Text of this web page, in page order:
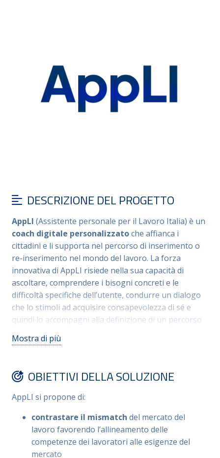
DESCRIZIONE DEL PROGETTO
AppLI (Assistente personale per il Lavoro Italia) è un
coach digitale personalizzatoche affianca i
cittadini e li supporta nel percorso di inserimento o
re-inserimento nel mondo del lavoro. La forza
innovativa di AppLI risiede nella sua capacità di
ascoltare, comprendere i bisogni concreti e le
difficoltà specifiche dell’utente, condurre un dialogo
che lo stimoli ad acquisire consapevolezza di sé e
quindi lo accompagni alla definizione di un percorso
aspirazioni ma in linea con le opportunità di
L’utente può:
Orientarsitra opportunità, incentivi e percorsi
Delineare e seguireun percorso di
miglioramento
Inserirsi in attività lavorative
Mostra di più
OBIETTIVI DELLA SOLUZIONE
AppLI si propone di:
contrastare il mismatch del mercato del
lavoro favorendo l’allineamento delle
competenze dei lavoratori alle esigenze del
mercato